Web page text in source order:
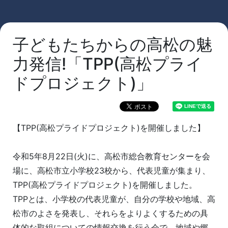
子どもたちからの高松の魅
力発信!「TPP(高松プライ
ドプロジェクト)」
【TPP(高松プライドプロジェクト)を開催しました】
令和5年8月22日(火)に、高松市総合教育センターを会
場に、高松市立小学校23校から、代表児童が集まり、
TPP(高松プライドプロジェクト)を開催しました。
TPPとは、小学校の代表児童が、自分の学校や地域、高
松市のよさを発表し、それらをよりよくするための具